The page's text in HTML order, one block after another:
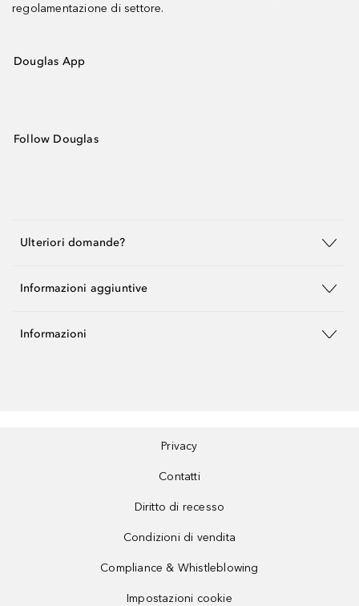
regolamentazione di settore.
Douglas App
Follow Douglas
Ulteriori domande?
Informazioni aggiuntive
Informazioni
Privacy
Contatti
Diritto di recesso
Condizioni di vendita
Compliance & Whistleblowing
Impostazioni cookie